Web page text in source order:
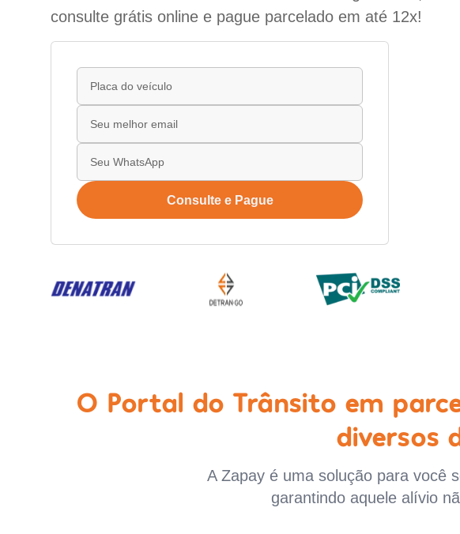
consulte grátis online e pague parcelado em até 12x!
Consulte e Pague
O Portal do Trânsito em
diversos
A Zapay é uma solução para você
garantindo aquele alívio